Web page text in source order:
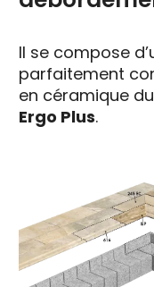
Il se compose
parfaitement
en céramique du
Ergo Plus.